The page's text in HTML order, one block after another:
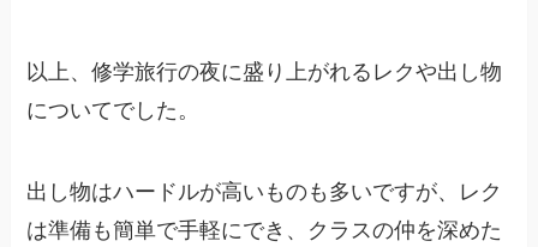
以上、修学旅行の夜に盛り上がれるレクや出し物
についてでした。
出し物はハードルが高いものも多いですが、レク
は準備も簡単で手軽にでき、クラスの仲を深めた